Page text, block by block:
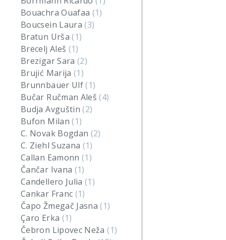
Bouachra Ouafaa (1)
Boucsein Laura(3)
Bratun Urša(1)
Brecelj Aleš (1)
Brezigar Sara(2)
Brujić Marija(1)
Brunnbauer Ulf(1)
Bučar Ručman Aleš(4)
Budja Avguštin(2)
Bufon Milan(1)
C. Novak Bogdan (2)
C. Ziehl Suzana (1)
Callan Eamonn(1)
Čančar Ivana (1)
Candellero Julia(1)
Cankar Franc (1)
Čapo Žmegač Jasna(1)
Çaro Erka (1)
Čebron Lipovec Neža(1)